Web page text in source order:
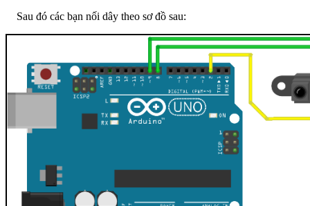
Sau đó các bạn nối dây theo sơ đồ sau: